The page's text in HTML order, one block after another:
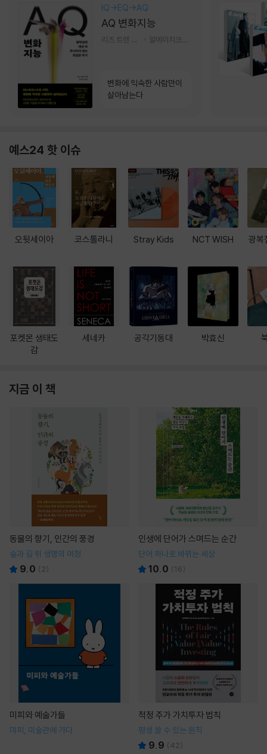
IQ→EQ→AQ
AQ 변화지능
변화에 익숙한 사람만이
살아남는다
예스24 핫 이슈
오뒷세이아
포켓몬 생태도
감
코스톨라니
세네카
Stray Kids
공각기동대
NCT WISH
박효신
광복
지금 이 책
동물의 향기, 인간의 풍경
숲과 길 위 생명의 여정
9.0 ( 2)
인생에 단어가 스며드는 순간
단어 하나로 바뀌는 세상
10.0 (16)
미피와 예술가들
미피, 미술관에 가다
적정 주가 가치투자 법칙
평생 쓸 수 있는 원칙
9.9 (42)